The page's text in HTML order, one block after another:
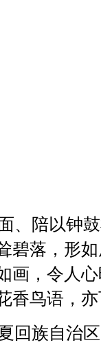
、陪以钟
碧落，形
画，令人
香鸟语，亦
回族自治